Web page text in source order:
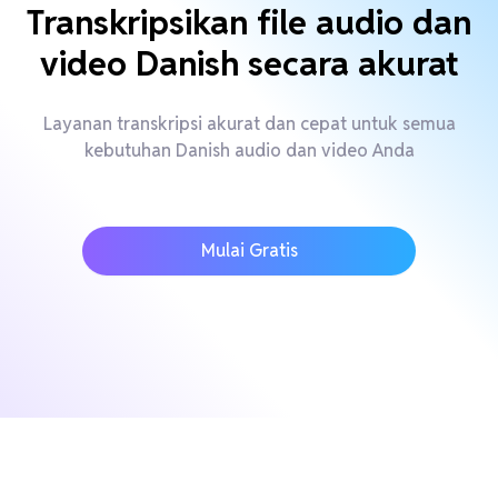
Transkripsikan file audio dan
video Danish secara akurat
Layanan transkripsi akurat dan cepat untuk semua
kebutuhan Danish audio dan video Anda
Mulai Gratis